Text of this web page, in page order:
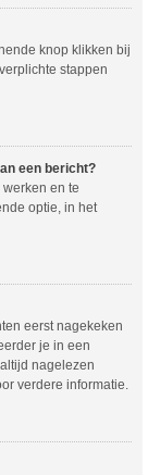
knop klikken bij
stappen
een bericht?
en te
optie, in het
eerst nagekeken
je in een
nagelezen
verdere informatie.